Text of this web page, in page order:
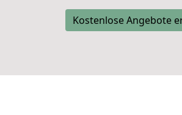
Kostenlose Angebote